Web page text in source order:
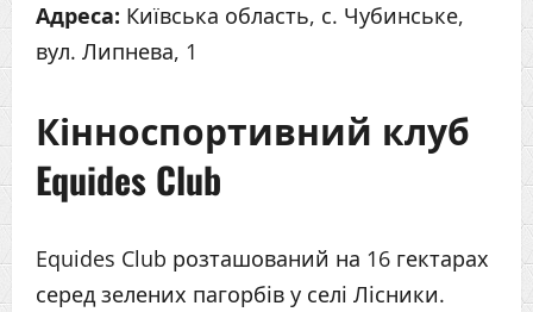
Адреса: Київська область, с. Чубинське,
вул. Липнева, 1
Кінноспортивний клуб
Equides Club
Equides Club розташований на 16 гектарах
серед зелених пагорбів у селі Лісники.